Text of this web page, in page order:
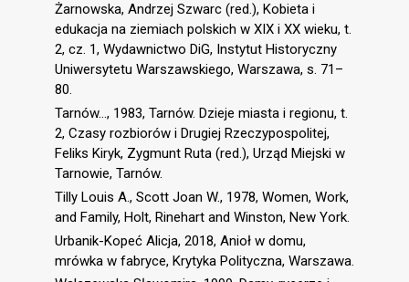
Żarnowska, Andrzej Szwarc (red.), Kobieta i
edukacja na ziemiach polskich w XIX i XX wieku, t.
2, cz. 1, Wydawnictwo DiG, Instytut Historyczny
Uniwersytetu Warszawskiego, Warszawa, s. 71–
80.
Tarnów…, 1983, Tarnów. Dzieje miasta i regionu, t.
2, Czasy rozbiorów i Drugiej Rzeczypospolitej,
Feliks Kiryk, Zygmunt Ruta (red.), Urząd Miejski w
Tarnowie, Tarnów.
Tilly Louis A., Scott Joan W., 1978, Women, Work,
and Family, Holt, Rinehart and Winston, New York.
Urbanik-Kopeć Alicja, 2018, Anioł w domu,
mrówka w fabryce, Krytyka Polityczna, Warszawa.